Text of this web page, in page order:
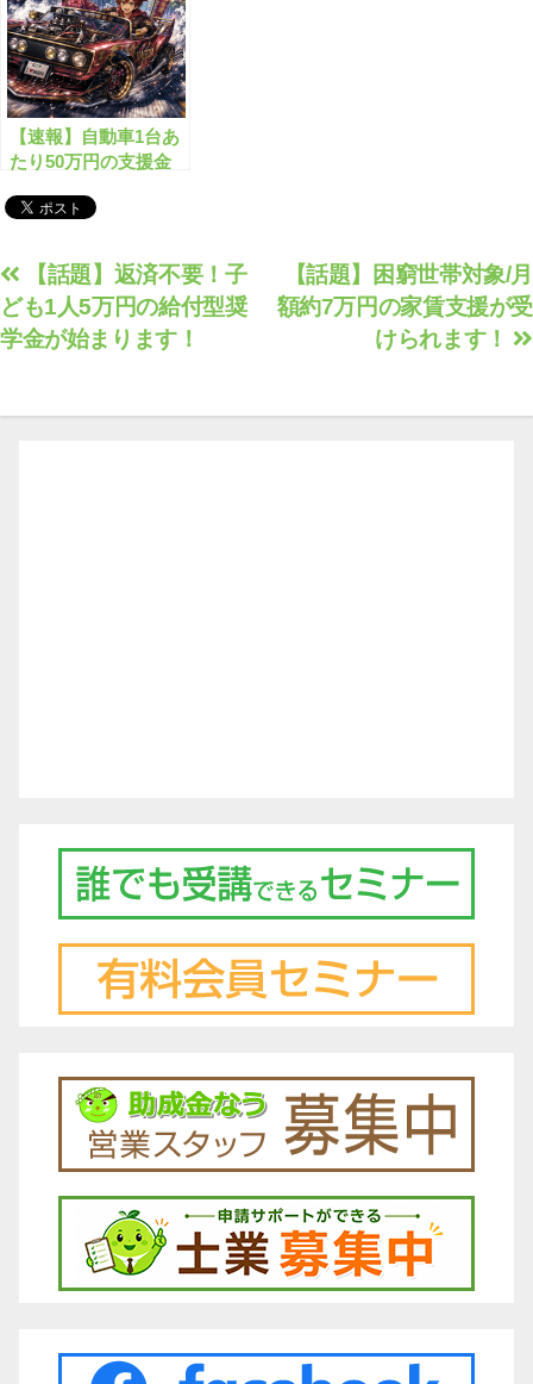
【速報】自動車1台あ
たり50万円の支援金
投
稿
ナ
ゲ
【話題】困窮世帯対象/月
額約7万円の家賃支援が受
けられます！
【話題】返済不要！子
ども1人5万円の給付型奨
学金が始まります！